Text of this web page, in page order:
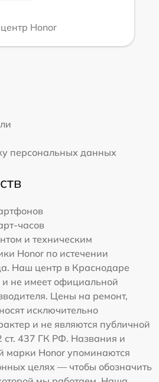
Honor
персональных данных
часов
и техническим
Honor по истечении
Наш центр в Краснодаре
и не имеет официальной
Цены на ремонт,
исключительно
и не являются публичной
ст. 437 ГК РФ. Названия и
марки Honor упоминаются
целях — чтобы обозначить